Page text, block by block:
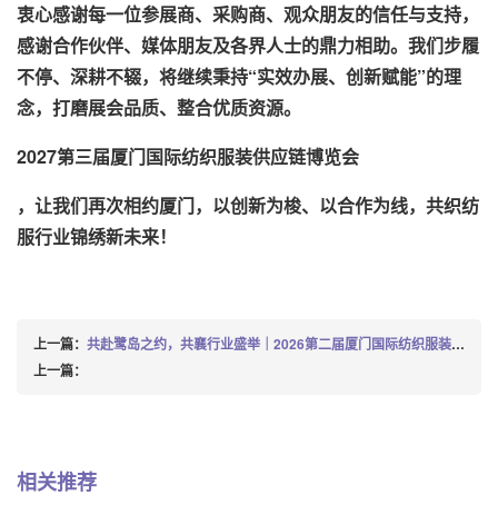
衷心感谢每一位参展商、采购商、观众朋友的信任与支持，
感谢合作伙伴、媒体朋友及各界人士的鼎力相助。我们步履
不停、深耕不辍，将继续秉持“实效办展、创新赋能”的理
念，打磨展会品质、整合优质资源。
2027第三届厦门国际纺织服装供应链博览会
，让我们再次相约厦门，以创新为梭、以合作为线，共织纺
服行业锦绣新未来！
上一篇： 共赴鹭岛之约，共襄行业盛举｜2026第二届厦门国际纺织服装供应链博览会盛大开幕！
上一篇：
相关推荐